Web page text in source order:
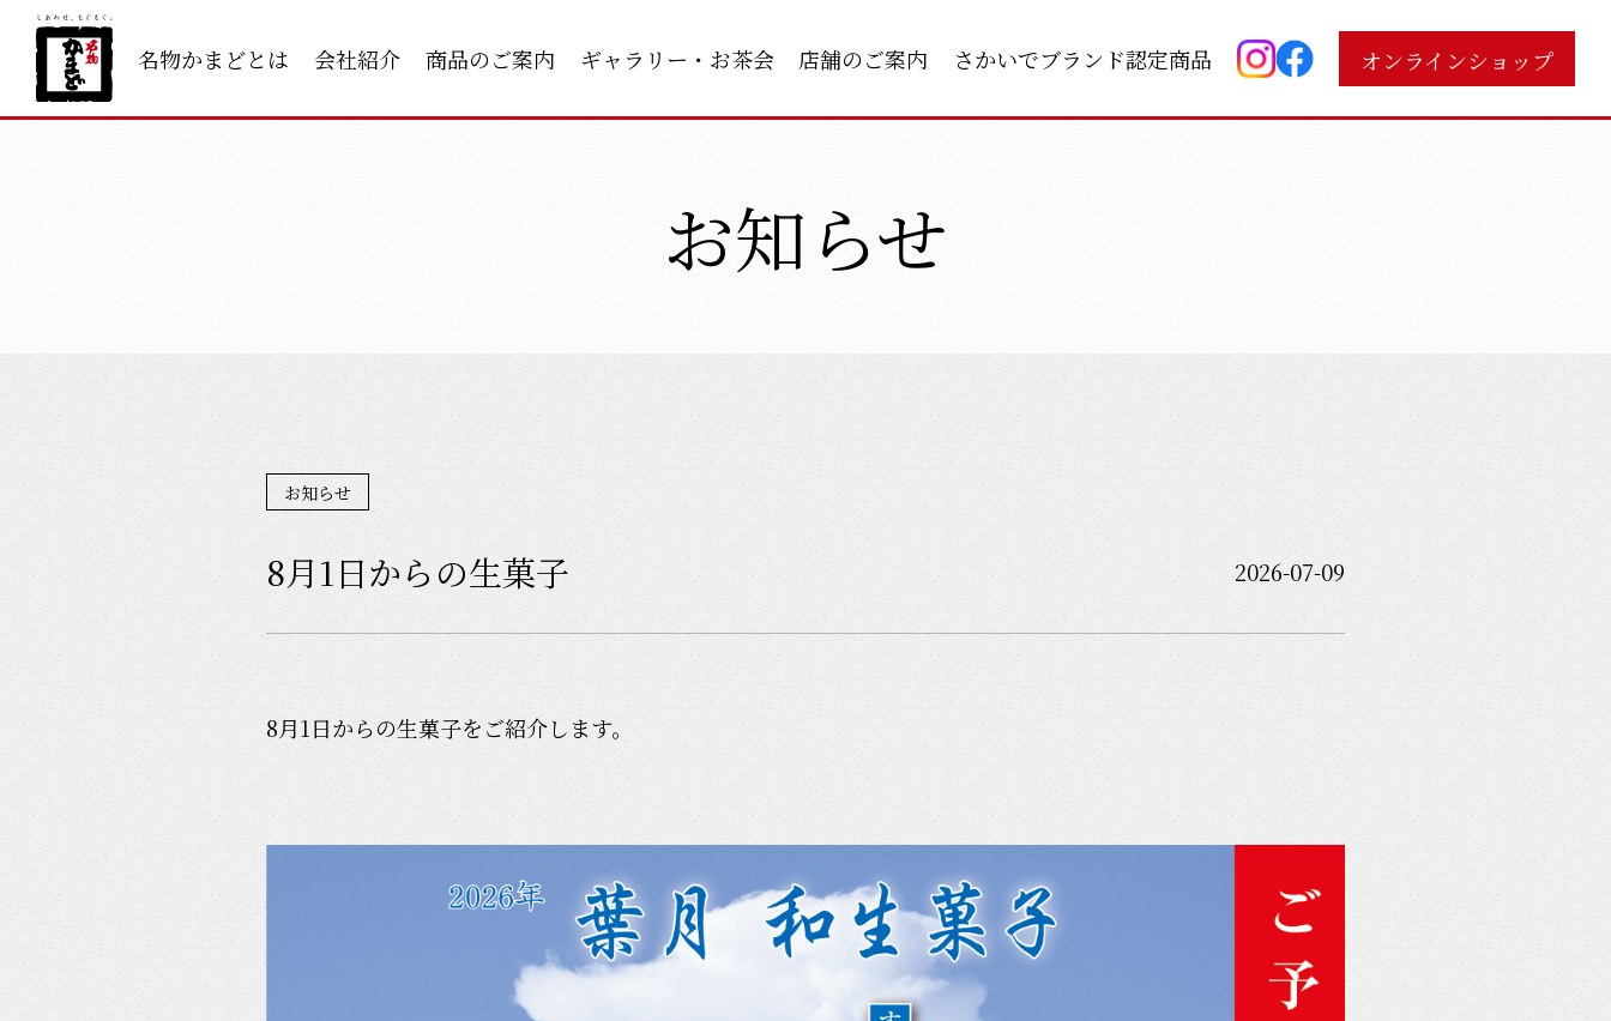
名物かまどとは 会社紹介 商品のご案内 ギャラリー・お茶会 店舗のご案内 さかいでブランド認定商品 オンラインショップ
お知らせ
お知らせ
8月1日からの生菓子 2026-07-09
8月1日からの生菓子をご紹介します。